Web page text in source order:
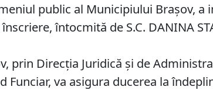
public al Municipiului Braşov,
întocmită de S.C. DANINA
prin Direcția Juridică și de
Funciar, va asigura ducerea la